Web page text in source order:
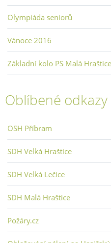
Olympiáda seniorů
Vánoce 2016
Základní kolo PS Malá Hraštice
Oblíbené odkazy
OSH Příbram
SDH Velká Hraštice
SDH Velká Lečice
SDH Malá Hraštice
Požáry.cz